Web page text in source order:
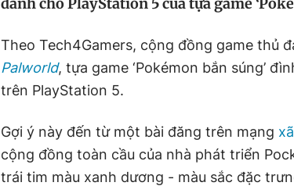
Theo Tech4Gamers, cộng đồng game thủ
Palworld, tựa game ‘Pokémon bắn súng’
trên PlayStation 5.
Gợi ý này đến từ một bài đăng trên mạng
cộng đồng toàn cầu của nhà phát triển
trái tim màu xanh dương - màu sắc đặc